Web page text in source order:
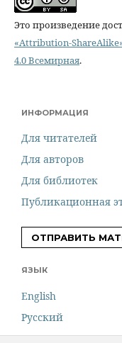
Это произведение
«Attribution-
4.0 Всемирная.
ИНФОРМАЦИЯ
Для читателей
Для авторов
Для библиотек
Публикационная
ОТПРАВИТЬ
ЯЗЫК
English
Русский